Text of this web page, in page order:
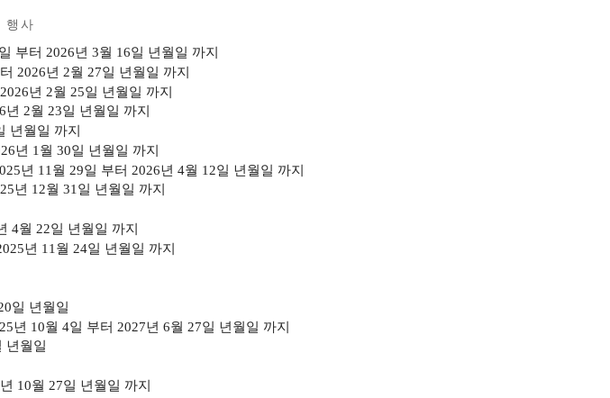
행사
부터 2026년 3월 16일 년월일 까지
2026년 2월 27일 년월일 까지
2026년 2월 25일 년월일 까지
년 2월 23일 년월일 까지
년월일 까지
년 1월 30일 년월일 까지
년 11월 29일 부터 2026년 4월 12일 년월일 까지
년 12월 31일 년월일 까지
4월 22일 년월일 까지
년 11월 24일 년월일 까지
일 년월일
년 10월 4일 부터 2027년 6월 27일 년월일 까지
년월일
10월 27일 년월일 까지